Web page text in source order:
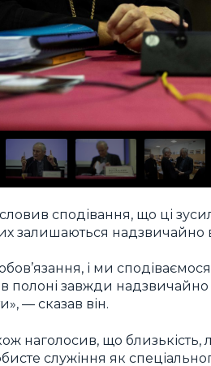
сподівання, що ці
залишаються надзвичайно
і ми
полоні завжди надзвичайно
— сказав він.
наголосив, що близькість,
служіння як